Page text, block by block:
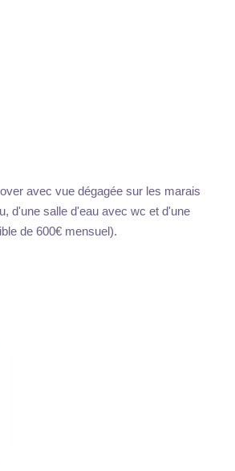
avec vue dégagée sur les marais
d'une salle d'eau avec wc et d'une
de 600€ mensuel).